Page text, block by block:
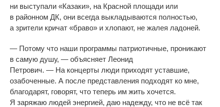
ни выступали «Казаки», на Красной площади или
в районном ДК, они всегда выкладываются полностью,
а зрители кричат «браво» и хлопают, не жалея ладоней.
— Потому что наши программы патриотичные, проникают
в самую душу, — объясняет Леонид
Петрович. — На концерты люди приходят уставшие,
озабоченные. А после представления подходят ко мне,
благодарят, говорят, что теперь им жить хочется.
Я заряжаю людей энергией, даю надежду, что не всё так